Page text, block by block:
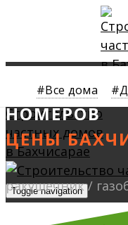
Все дома
Toggle navigation
НОМЕРОВ